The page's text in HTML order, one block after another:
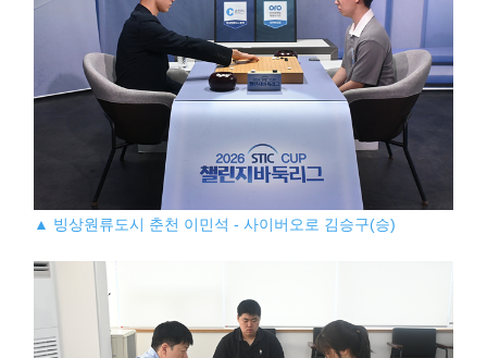
▲ 빙상원류도시 춘천 이민석 - 사이버오로 김승구(승)